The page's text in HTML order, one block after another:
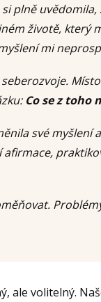
plně
životě, který
mi
Co se z toho
své myšlení
ale volitelný.